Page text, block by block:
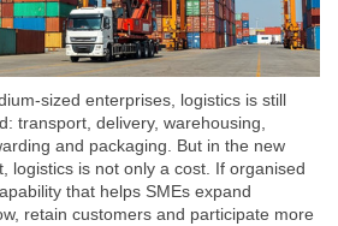
sized enterprises, logistics is still
transport, delivery, warehousing,
and packaging. But in the new
logistics is not only a cost. If organised
that helps SMEs expand
retain customers and participate more